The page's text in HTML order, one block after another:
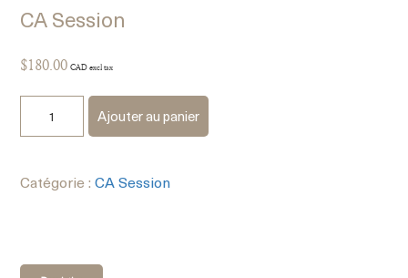
CA Session
$180.00 CAD excl tax
Ajouter au panier
Catégorie :CA Session